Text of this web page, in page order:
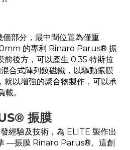
部分，最中間位置為僅重
的專利 Rinaro Parus® 振
前後方，可以產生 0.35 特斯拉
合式陣列釹磁鐵，以驅動振膜
就以增強的聚合物製作，可以承
。
振膜
經驗及技術，為 ELITE 製作出
—振膜 Rinaro Parus®。這創